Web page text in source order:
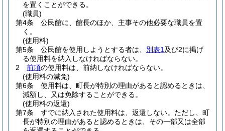
を置くことができる。
(職員)
第4条
公民館に、館長のほか、主事その他必要な職員を置
く。
(使用料)
第5条
公民館を使用しようとする者は、 別表1 及び2に掲げ
る使用料を納入しなければならない。
2
前項の使用料は、前納しなければならない。
(使用料の減免)
第6条
使用料は、町長が特別の理由があると認めるときは、
減額し、又は免除することができる。
(使用料の返還)
第7条
すでに納入された使用料は、返還しない。 ただし、町
長が特別の理由があると認めるときは、その一部又は全部